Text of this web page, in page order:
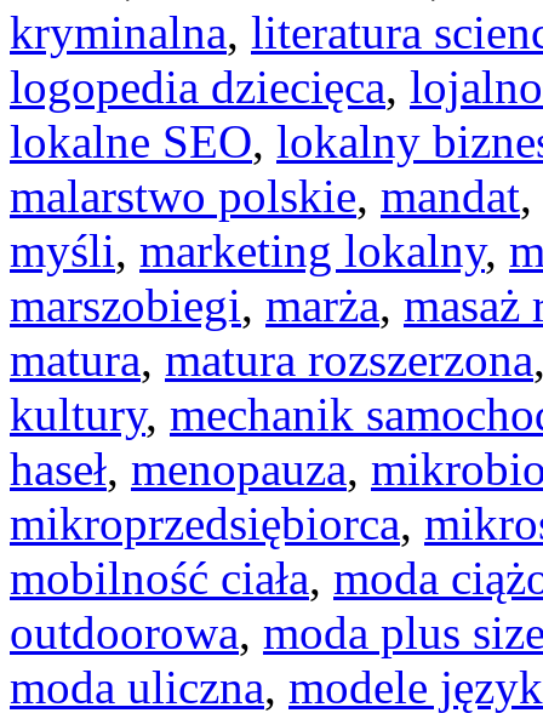
kryminalna, literatura
logopedia dziecięca,
lokalne SEO, lokalny
malarstwo polskie, mandat,
myśli, marketing lokalny,
marszobiegi, marża, masaż
matura, matura rozszerzona
kultury, mechanik
haseł, menopauza,
mikroprzedsiębiorca,
mobilność ciała, moda
outdoorowa, moda plus
moda uliczna, modele